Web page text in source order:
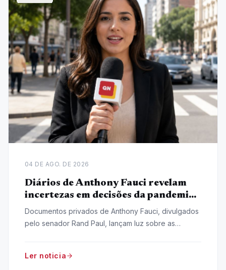
04 DE AGO. DE 2026
Diários de Anthony Fauci revelam
incertezas em decisões da pandemia
de Covid-19
Documentos privados de Anthony Fauci, divulgados
pelo senador Rand Paul, lançam luz sobre as
Ler noticia